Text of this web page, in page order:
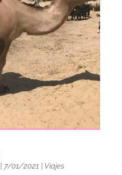
7/01/2021 Viajes